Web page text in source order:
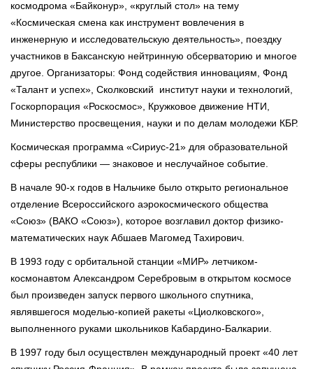
космодрома «Байконур», «круглый стол» на тему
«Космическая смена как инструмент вовлечения в
инженерную и исследовательскую деятельность», поездку
участников в Баксанскую нейтринную обсерваторию и многое
другое. Организаторы: Фонд содействия инновациям, Фонд
«Талант и успех», Сколковский институт науки и технологий,
Госкорпорация «Роскосмос», Кружковое движение НТИ,
Министерство просвещения, науки и по делам молодежи КБР.
Космическая программа «Сириус-21» для образовательной
сферы республики — знаковое и неслучайное событие.
В начале 90-х годов в Нальчике было открыто региональное
отделение Всероссийского аэрокосмического общества
«Союз» (ВАКО «Союз»), которое возглавил доктор физико-
математических наук Абшаев Магомед Тахирович.
В 1993 году с орбитальной станции «МИР» летчиком-
космонавтом Александром Серебровым в открытом космосе
был произведен запуск первого школьного спутника,
являвшегося моделью-копией ракеты «Циолковского»,
выполненного руками школьников Кабардино-Балкарии.
В 1997 году был осуществлен международный проект «40 лет